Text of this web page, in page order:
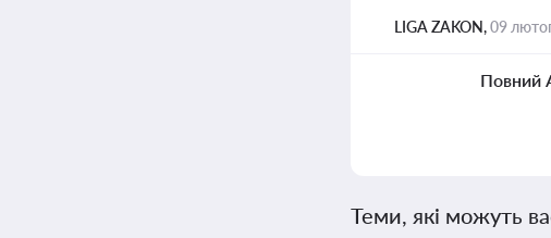
LIGA ZAKON,09
Повний
Теми, які можуть